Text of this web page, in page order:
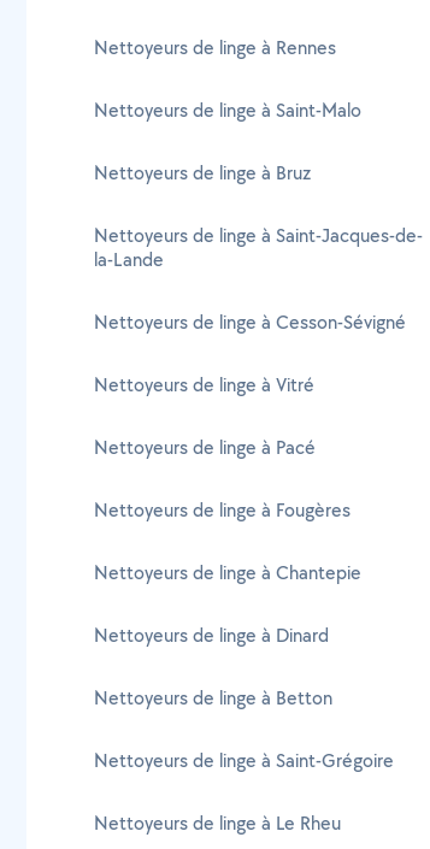
Nettoyeurs de linge à Rennes
Nettoyeurs de linge à Saint-Malo
Nettoyeurs de linge à Bruz
Nettoyeurs de linge à Saint-Jacques-de-
la-Lande
Nettoyeurs de linge à Cesson-Sévigné
Nettoyeurs de linge à Vitré
Nettoyeurs de linge à Pacé
Nettoyeurs de linge à Fougères
Nettoyeurs de linge à Chantepie
Nettoyeurs de linge à Dinard
Nettoyeurs de linge à Betton
Nettoyeurs de linge à Saint-Grégoire
Nettoyeurs de linge à Le Rheu